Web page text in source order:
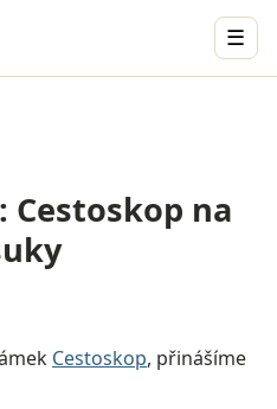
☰
Cestoskop na
Cestoskop, přinášíme